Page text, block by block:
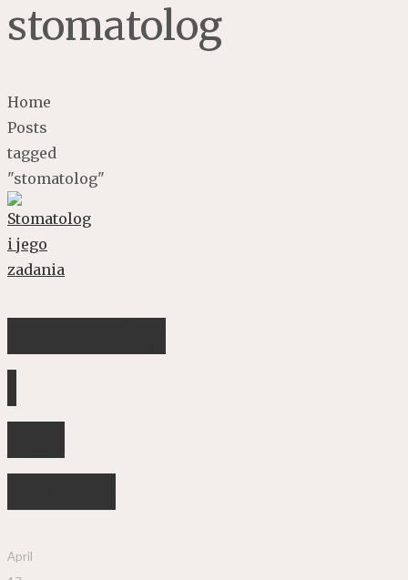
stomatolog
Home
Posts
tagged
"stomatolog"
April